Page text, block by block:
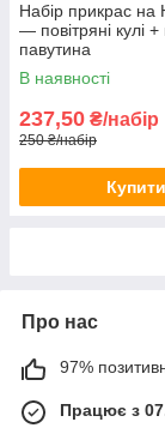
Набір прикрас на
— повітряні кулі
павутина
В наявності
237,50 ₴/набір
250 ₴/набір
Купити
Про нас
97%
Працює з